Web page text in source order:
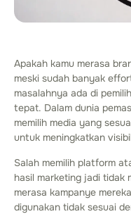
Apakah kamu merasa
meski sudah banyak
masalahnya ada di
tepat. Dalam dunia
memilih media yang
untuk meningkatkan
Salah memilih platform
hasil marketing jadi tidak
merasa kampanye
digunakan tidak sesuai